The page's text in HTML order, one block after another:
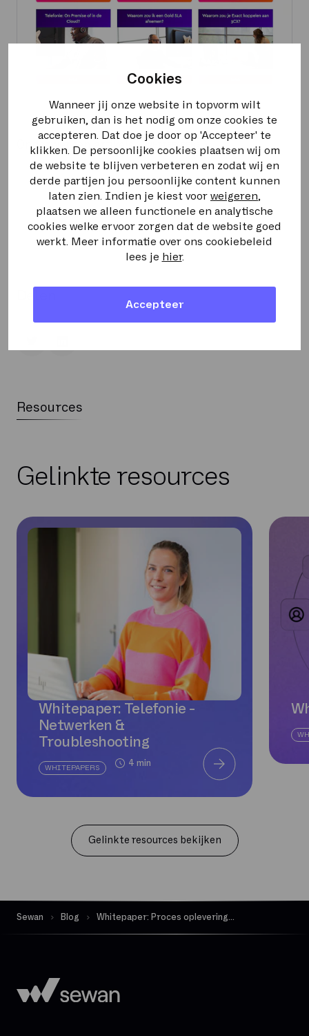
Cookies
Wanneer jij onze website in topvorm wilt
gebruiken, dan is het nodig om onze cookies te
accepteren. Dat doe je door op 'Accepteer' te
klikken. De persoonlijke cookies plaatsen wij om
de website te blijven verbeteren en zodat wij en
derde partijen jou persoonlijke content kunnen
laten zien. Indien je kiest voor weigeren
plaatsen we alleen functionele en analytische
cookies welke ervoor zorgen dat de website goed
werkt. Meer informatie over ons cookiebeleid
lees je hier.
Accepteer
Onderwerpen artikels
Sewan
Team
Resources
Gelinkte resources
Whitepaper: Telefonie -
Netwerken &
Troubleshooting
WHITEPAPERS 4 min
Gelinkte resources bekijken
Sewan Blog Whitepaper: Proces oplevering zakelijk glasvezel